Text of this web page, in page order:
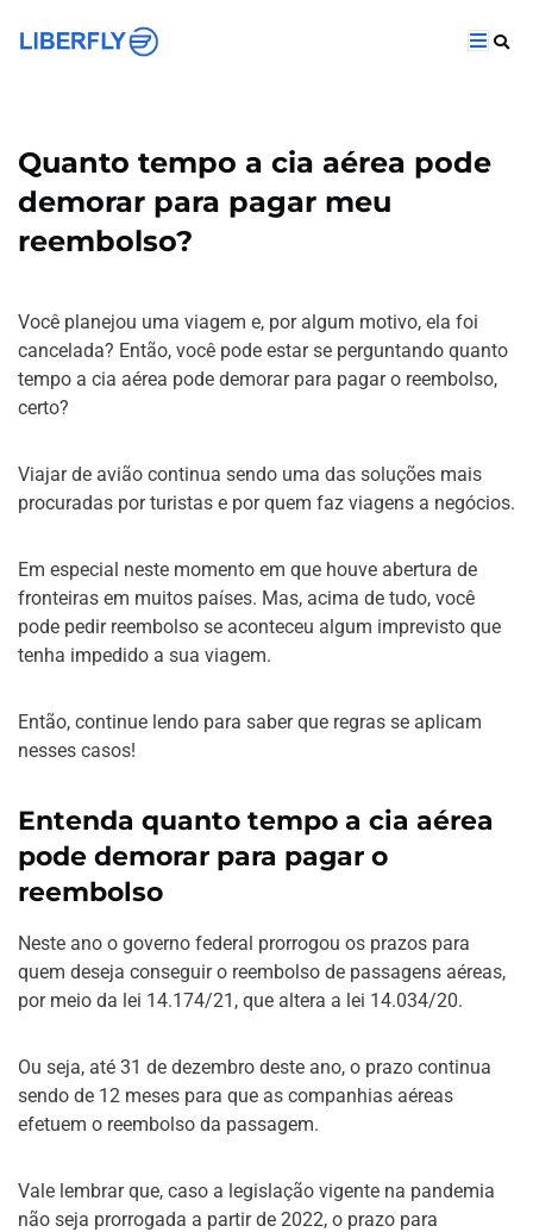
Quanto tempo a cia aérea pode
demorar para pagar meu
reembolso?
Você planejou uma viagem e, por algum motivo, ela foi
cancelada? Então, você pode estar se perguntando quanto
tempo a cia aérea pode demorar para pagar o reembolso,
certo?
Viajar de avião continua sendo uma das soluções mais
procuradas por turistas e por quem faz viagens a negócios.
Em especial neste momento em que houve abertura de
fronteiras em muitos países. Mas, acima de tudo, você
pode pedir reembolso se aconteceu algum imprevisto que
tenha impedido a sua viagem.
Então, continue lendo para saber que regras se aplicam
nesses casos!
Entenda quanto tempo a cia aérea
pode demorar para pagar o
reembolso
Neste ano o governo federal prorrogou os prazos para
quem deseja conseguir o reembolso de passagens aéreas,
por meio da lei 14.174/21, que altera a lei 14.034/20.
Ou seja, até 31 de dezembro deste ano, o prazo continua
sendo de 12 meses para que as companhias aéreas
efetuem o reembolso da passagem.
Vale lembrar que, caso a legislação vigente na pandemia
não seja prorrogada a partir de 2022, o prazo para